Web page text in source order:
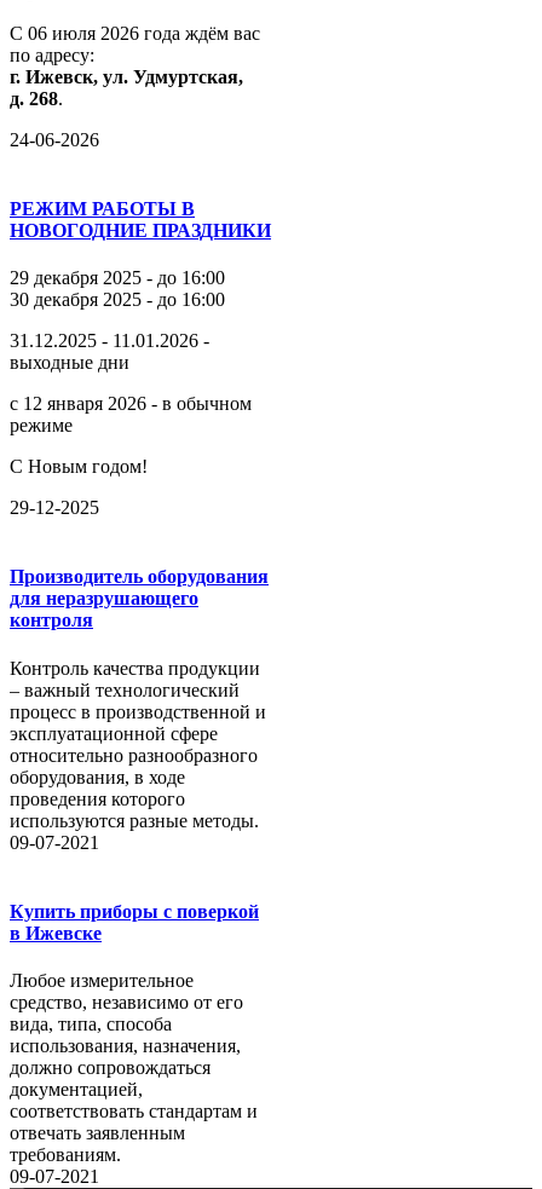
С 06 июля 2026 года ждём вас
по адресу:
г. Ижевск, ул. Удмуртская,
д. 268.
24-06-2026
РЕЖИМ РАБОТЫ В
НОВОГОДНИЕ ПРАЗДНИКИ
29 декабря 2025 - до 16:00
30 декабря 2025 - до 16:00
31.12.2025 - 11.01.2026 -
выходные дни
с 12 января 2026 - в обычном
режиме
С Новым годом!
29-12-2025
Производитель оборудования
для неразрушающего
контроля
Контроль качества продукции
– важный технологический
процесс в производственной и
эксплуатационной сфере
относительно разнообразного
оборудования, в ходе
проведения которого
используются разные методы.
09-07-2021
Купить приборы с поверкой
в Ижевске
Любое измерительное
средство, независимо от его
вида, типа, способа
использования, назначения,
должно сопровождаться
документацией,
соответствовать стандартам и
отвечать заявленным
требованиям.
09-07-2021